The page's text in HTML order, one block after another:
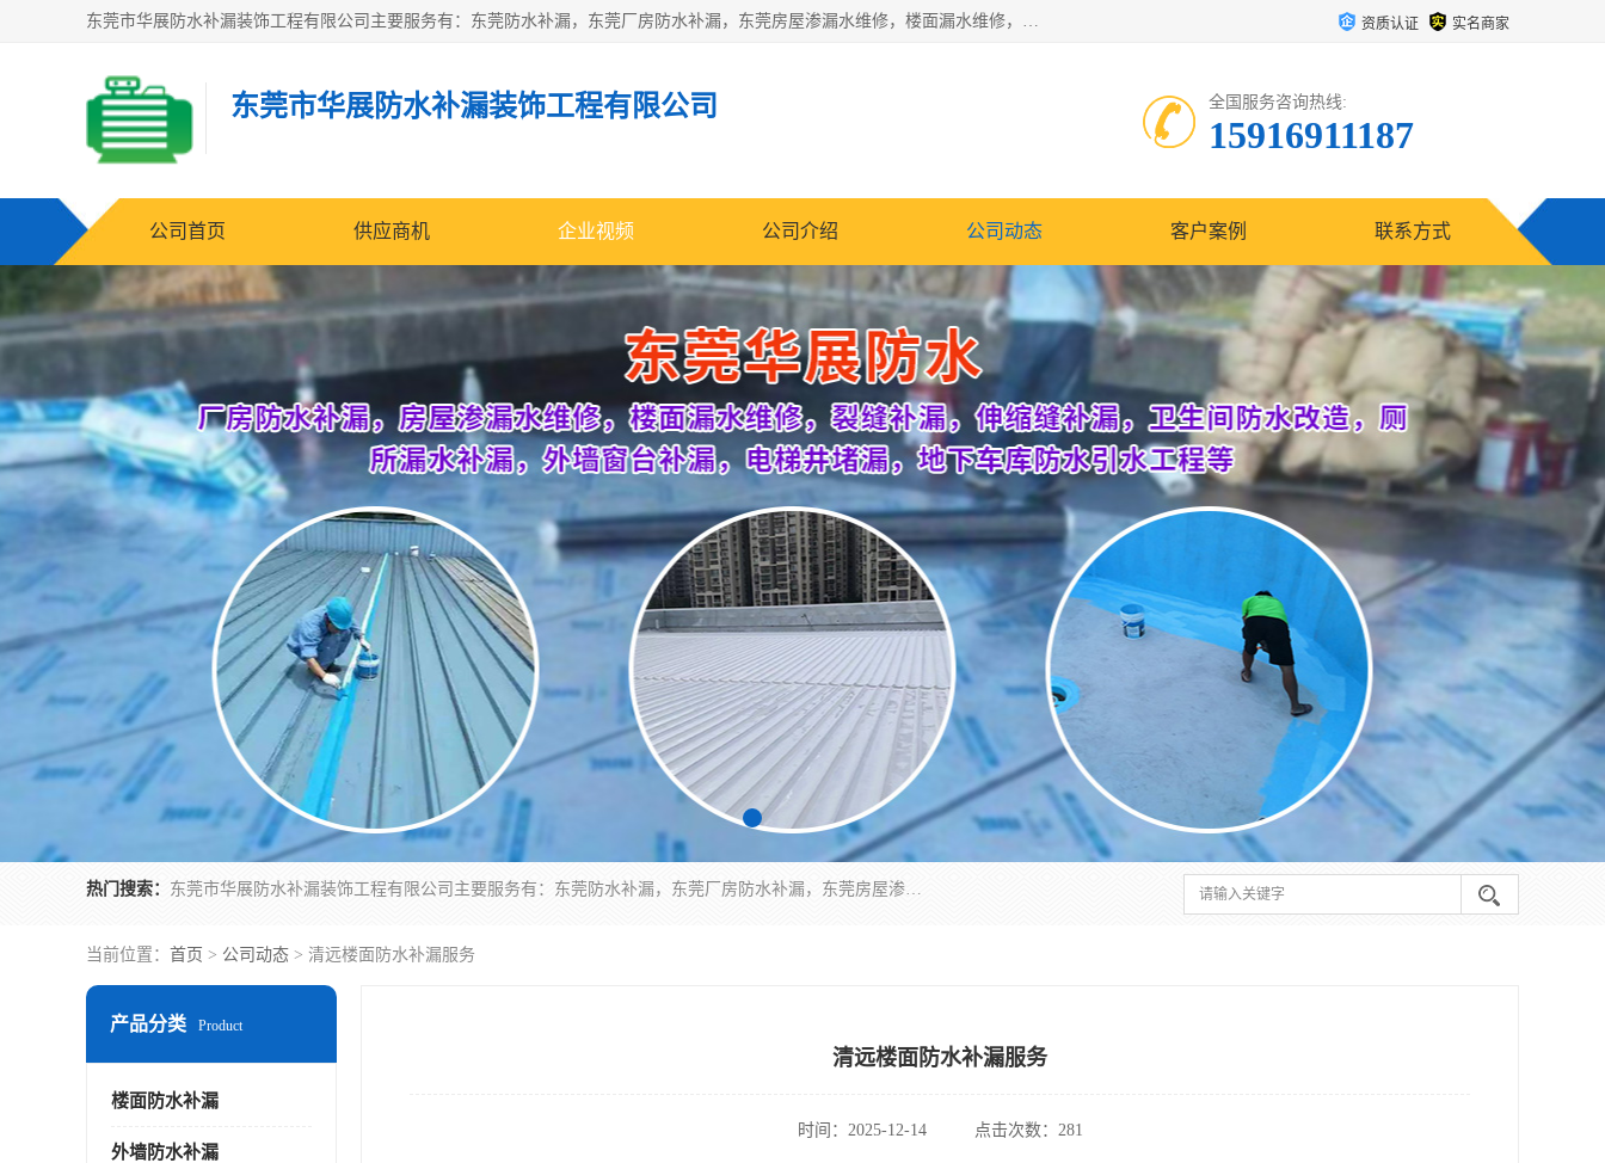
东莞市华展防水补漏装饰工程有限公司主要服务有：东莞防水补漏，东莞厂房防水补漏，东莞房屋渗漏水维修，楼面漏水维修，裂缝补漏，伸缩缝补漏，卫生间防水改造，厕所漏水补漏，外墙窗台补漏，电梯井堵漏，地下车库防水引水工程等 资质认证 实名商家
东莞市华展防水补漏装饰工程有限公司 全国服务咨询热线:
15916911187
公司首页 供应商机 企业视频 公司介绍 公司动态 客户案例 联系方式
热门搜索： 东莞市华展防水补漏装饰工程有限公司主要服务有：东莞防水补漏，东莞厂房防水补漏，东莞房屋渗漏水维修，楼面漏水维修，裂缝补漏，伸缩缝补漏，卫生间防水改造，厕所漏水补漏，外墙窗台补漏，电梯井堵漏，地下车库防水引水工程等
当前位置： 首页 > 公司动态 > 清远楼面防水补漏服务
产品分类 Product
楼面防水补漏
外墙防水补漏
清远楼面防水补漏服务
时间：2025-12-14 点击次数：281